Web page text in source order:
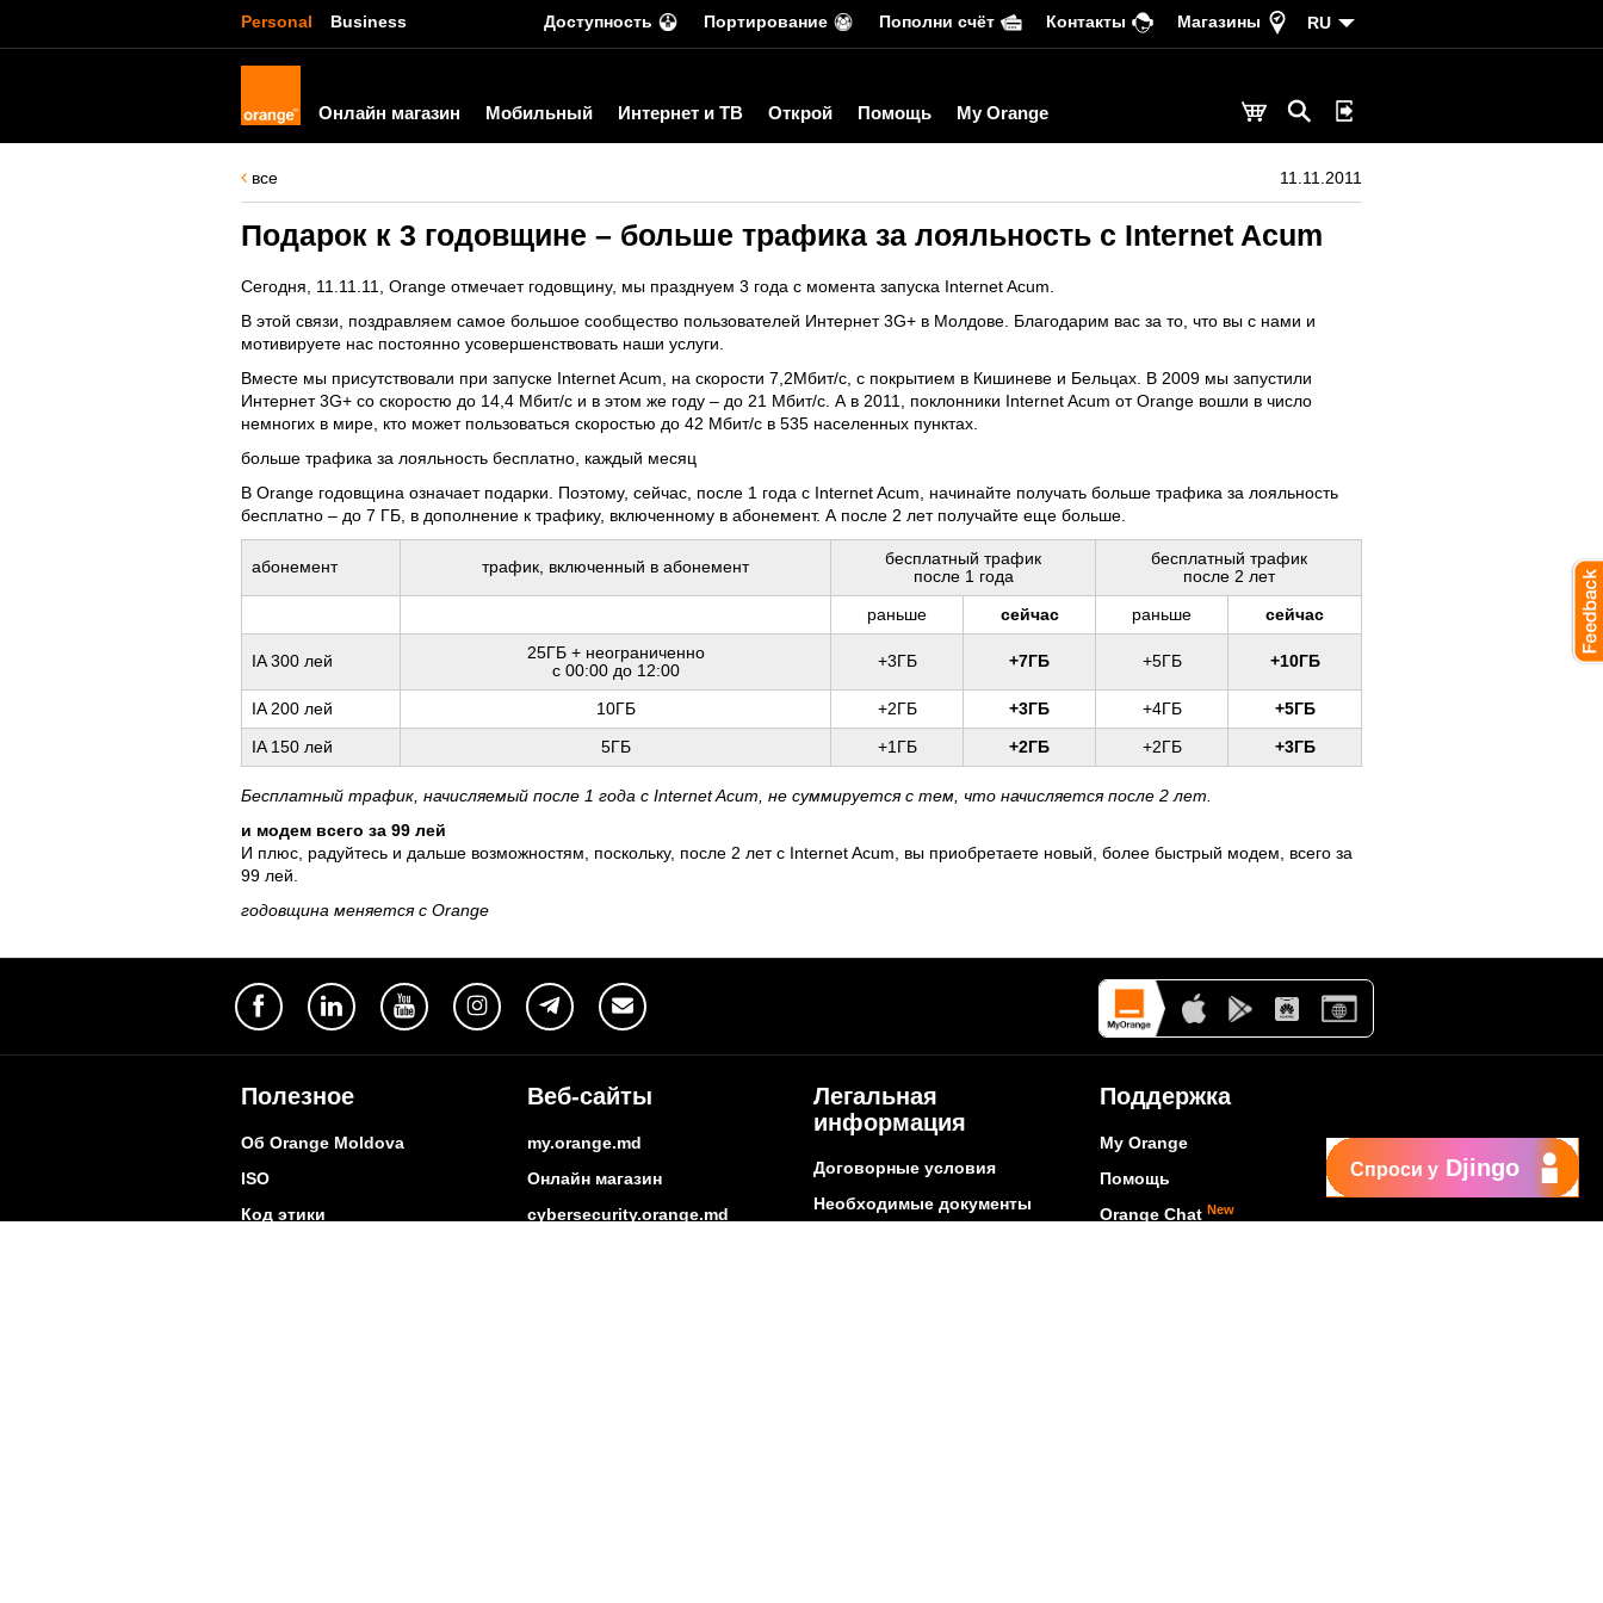
Personal Business Доступность Портирование Пополни счёт Контакты Магазины RU
Онлайн магазин Мобильный Интернет и ТВ Открой Помощь My Orange
все 11.11.2011
Подарок к 3 годовщине – больше трафика за лояльность с Internet Acum
Сегодня, 11.11.11, Orange отмечает годовщину, мы празднуем 3 года с момента запуска Internet Acum.
В этой связи, поздравляем самое большое сообщество пользователей Интернет 3G+ в Молдове. Благодарим вас за то, что вы с нами и
мотивируете нас постоянно усовершенствовать наши услуги.
Вместе мы присутствовали при запуске Internet Acum, на скорости 7,2Мбит/с, с покрытием в Кишиневе и Бельцах. В 2009 мы запустили
Интернет 3G+ со скоростю до 14,4 Мбит/с и в этом же году – до 21 Мбит/с. А в 2011, поклонники Internet Acum от Orange вошли в число
немногих в мире, кто может пользоваться скоростью до 42 Мбит/с в 535 населенных пунктах.
больше трафика за лояльность бесплатно, каждый месяц
В Orange годовщина означает подарки. Поэтому, сейчас, после 1 года с Internet Acum, начинайте получать больше трафика за лояльность
бесплатно – до 7 ГБ, в дополнение к трафику, включенному в абонемент. А после 2 лет получайте еще больше.
абонемент трафик, включенный в абонемент
бесплатный трафик
после 1 года
бесплатный трафик
после 2 лет
раньше
сейчас раньше сейчас
IA 300 лей
25ГБ + неограниченно
с 00:00 до 12:00
+3ГБ +7ГБ +5ГБ +10ГБ
IA 200 лей 10ГБ +2ГБ +3ГБ +4ГБ
+5ГБ
IA 150 лей
5ГБ +1ГБ +2ГБ +2ГБ +3ГБ
Бесплатный трафик, начисляемый после 1 года с Internet Acum, не суммируется с тем, что начисляется после 2 лет.
и модем всего за 99 лей
И плюс, радуйтесь и дальше возможностям, поскольку, после 2 лет с Internet Acum, вы приобретаете новый, более быстрый модем, всего за
99 лей.
годовщина меняется с Orange
Полезное
Об Orange Moldova
ISO
Код этики
Веб-сайты
my.orange.md
Онлайн магазин
cybersecurity.orange.md
Легальная
информация
Договорные условия
Необходимые документы
Поддержка
My Orange
Помощь
Orange Chat New
Спроси у Djingo